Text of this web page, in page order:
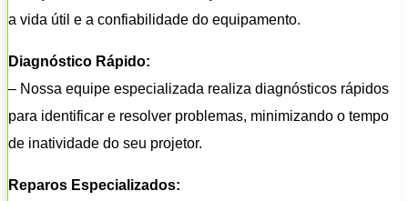
a vida útil e a confiabilidade do equipamento.
Diagnóstico Rápido:
– Nossa equipe especializada realiza diagnósticos rápidos
para identificar e resolver problemas, minimizando o tempo
de inatividade do seu projetor.
Reparos Especializados: